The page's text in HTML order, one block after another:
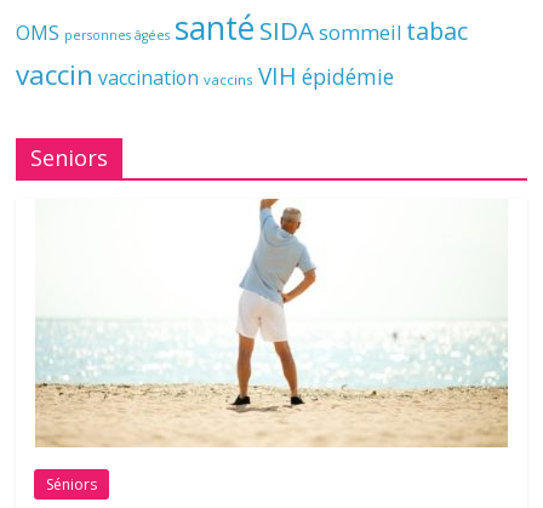
OMS personnes âgées santé SIDAsommeil tabac
vaccin vaccination vaccins VIH épidémie
Seniors
Séniors